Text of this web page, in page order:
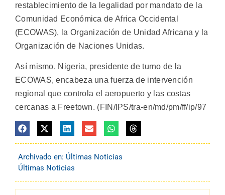
restablecimiento de la legalidad por mandato de la
Comunidad Económica de Africa Occidental
(ECOWAS), la Organización de Unidad Africana y la
Organización de Naciones Unidas.
Así mismo, Nigeria, presidente de turno de la
ECOWAS, encabeza una fuerza de intervención
regional que controla el aeropuerto y las costas
cercanas a Freetown. (FIN/IPS/tra-en/md/pm/ff/ip/97
Archivado en: Últimas Noticias
Últimas Noticias